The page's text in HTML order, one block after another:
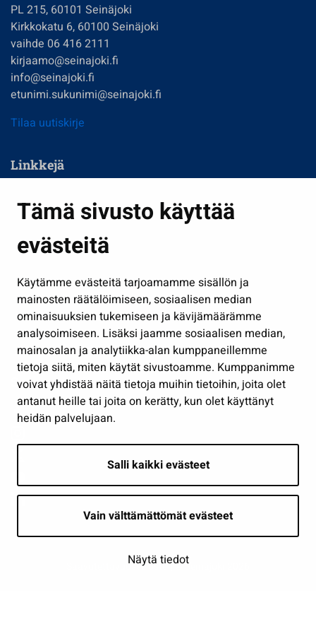
Tämä sivusto käyttää
evästeitä
Käytämme evästeitä tarjoamamme sisällön ja
mainosten räätälöimiseen, sosiaalisen median
ominaisuuksien tukemiseen ja kävijämäärämme
analysoimiseen. Lisäksi jaamme sosiaalisen median,
mainosalan ja analytiikka-alan kumppaneillemme
tietoja siitä, miten käytät sivustoamme. Kumppanimme
voivat yhdistää näitä tietoja muihin tietoihin, joita olet
antanut heille tai joita on kerätty, kun olet käyttänyt
heidän palvelujaan.
Salli kaikki evästeet
Vain välttämättömät evästeet
Näytä tiedot
PL 215, 60101 Seinäjoki
Kirkkokatu 6, 60100 Seinäjoki
vaihde 06 416 2111
kirjaamo@seinajoki.fi
info@seinajoki.fi
etunimi.sukunimi@seinajoki.fi
Tilaa uutiskirje
Linkkejä
Kasvatus ja opetus
Kulttuuri ja liikunta
Työ ja yrittäminen
Osallistu ja asioi
Näytä omat evästeasetukseni
Seuraa meitä
Saavutettavuusseloste | © Seinäjoki 2026